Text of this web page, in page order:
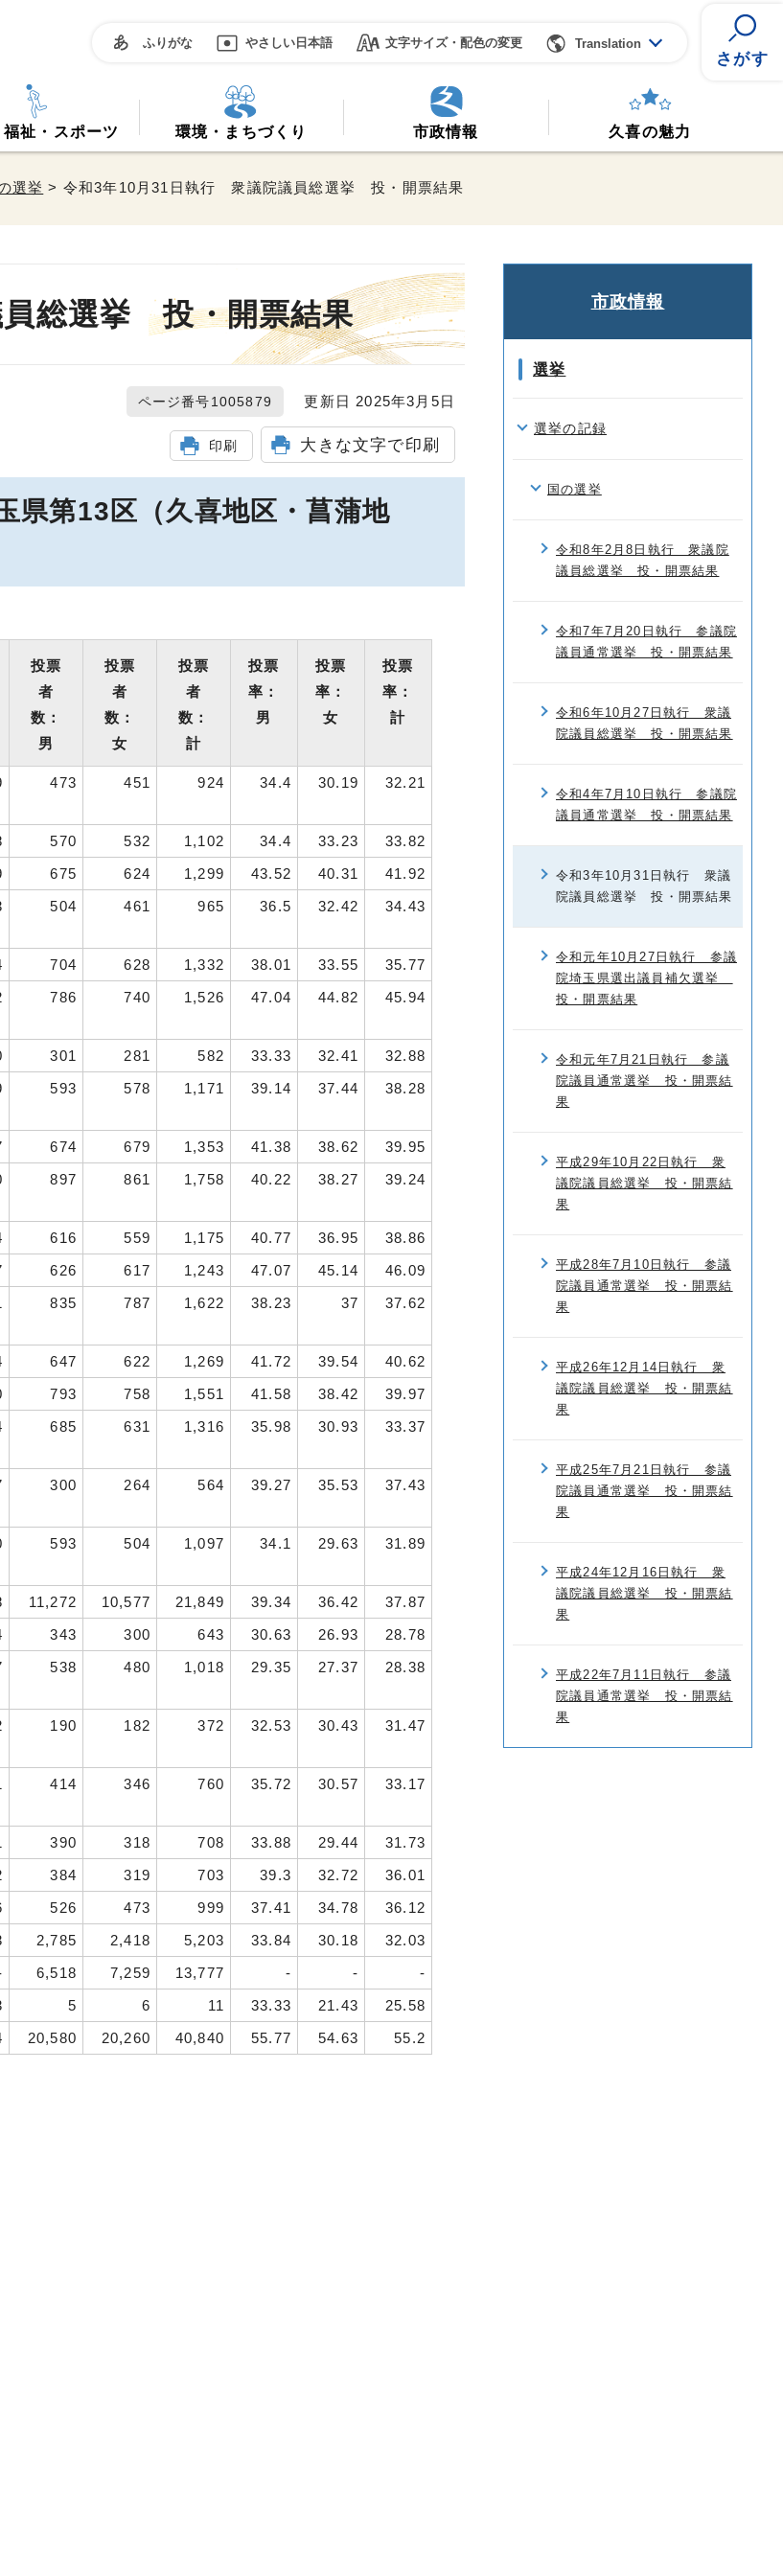
ふりがな やさしい日本語 文字サイズ・配色の変更 Translation
さがす
祉・スポーツ 環境・まちづくり 市政情報 久喜の魅力
選挙 > 令和3年10月31日執行 衆議院議員総選挙 投・開票結果
総選挙 投・開票結果
ページ番号1005879 更新日 2025年3月5日
印刷 大きな文字で印刷
第13区（久喜地区・菖蒲地
投票
者
数：
男
投票
者
数：
女
投票
者
数：
計
投票
率：
男
投票
率：
女
投票
率：
計
473 451 924 34.4 30.19 32.21
570 532 1,102 34.4 33.23
33.82
675 624 1,299 43.52 40.31
41.92
504 461 965 36.5 32.42 34.43
704 628 1,332 38.01 33.55
35.77
786 740 1,526 47.04 44.82 45.94
301 281 582 33.33 32.41
32.88
593 578 1,171 39.14 37.44 38.28
674 679 1,353 41.38 38.62
39.95
897 861 1,758 40.22 38.27 39.24
616 559 1,175 40.77 36.95
38.86
626 617 1,243 47.07 45.14
46.09
835 787 1,622 38.23 37 37.62
647 622 1,269 41.72 39.54
40.62
793 758 1,551 41.58 38.42
39.97
685 631 1,316 35.98 30.93 33.37
300 264 564 39.27 35.53 37.43
593 504 1,097 34.1 29.63 31.89
11,272 10,577 21,849 39.34 36.42
37.87
343 300 643 30.63 26.93
28.78
538 480 1,018 29.35 27.37 28.38
190 182 372 32.53 30.43 31.47
414 346 760 35.72 30.57 33.17
390 318 708 33.88 29.44
31.73
384 319 703 39.3 32.72
36.01
526 473 999 37.41 34.78
36.12
2,785 2,418 5,203 33.84 30.18
32.03
6,518 7,259 13,777 - -
-
5 6 11 33.33 21.43
25.58
20,580 20,260 40,840 55.77 54.63 55.2
市政情報
選挙
選挙の記録
国の選挙
令和8年2月8日執行 衆議院
議員総選挙 投・開票結果
令和7年7月20日執行 参議院
議員通常選挙 投・開票結果
令和6年10月27日執行 衆議
院議員総選挙 投・開票結果
令和4年7月10日執行 参議院
議員通常選挙 投・開票結果
令和3年10月31日執行 衆議
院議員総選挙 投・開票結果
令和元年10月27日執行 参議
院埼玉県選出議員補欠選挙
投・開票結果
令和元年7月21日執行 参議
院議員通常選挙 投・開票結
果
平成29年10月22日執行 衆
議院議員総選挙 投・開票結
果
平成28年7月10日執行 参議
院議員通常選挙 投・開票結
果
平成26年12月14日執行 衆
議院議員総選挙 投・開票結
果
平成25年7月21日執行 参議
院議員通常選挙 投・開票結
果
平成24年12月16日執行 衆
議院議員総選挙 投・開票結
果
平成22年7月11日執行 参議
院議員通常選挙 投・開票結
果